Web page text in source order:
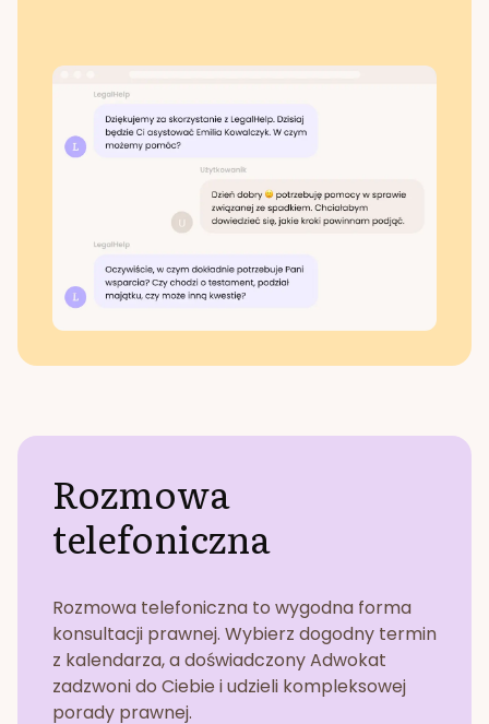
Rozmowa
telefoniczna
Rozmowa telefoniczna to wygodna forma
konsultacji prawnej. Wybierz dogodny termin
z kalendarza, a doświadczony Adwokat
zadzwoni do Ciebie i udzieli kompleksowej
porady prawnej.